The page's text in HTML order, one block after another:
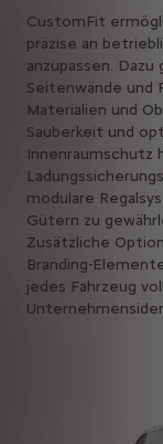
CustomFit
präzise an
anzupassen.
Seitenwände und
Materialien und
Sauberkeit und
Innenraumschutz
modulare
Gütern zu
Zusätzliche
Branding-
jedes Fahrzeug